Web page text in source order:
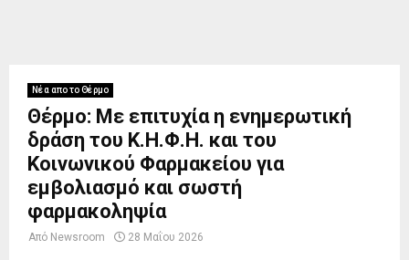
Νέα απο το Θέρμο
Θέρμο: Με επιτυχία η ενημερωτική
δράση του Κ.Η.Φ.Η. και του
Κοινωνικού Φαρμακείου για
εμβολιασμό και σωστή
φαρμακοληψία
Από Newsroom 28 Μαΐου 2026